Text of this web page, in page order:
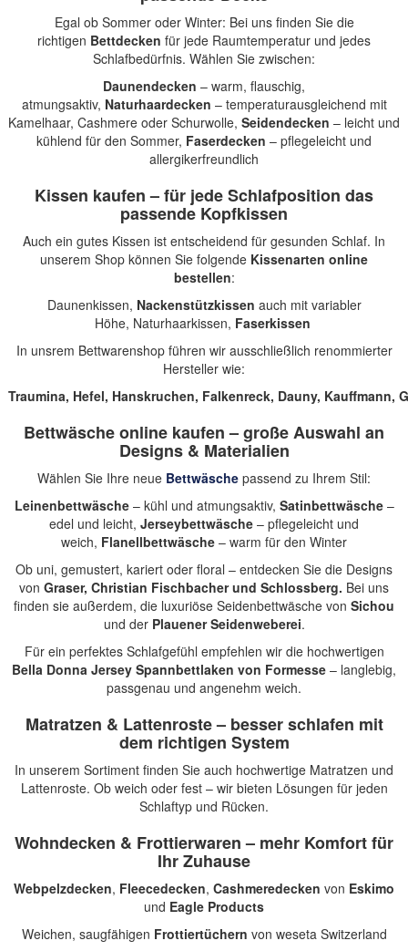
Egal ob Sommer oder Winter: Bei uns finden Sie die
richtigen Bettdecken für jede Raumtemperatur und jedes
Schlafbedürfnis. Wählen Sie zwischen:
Daunendecken – warm, flauschig,
atmungsaktiv, Naturhaardecken – temperaturausgleichend mit
Kamelhaar, Cashmere oder Schurwolle, Seidendecken – leicht und
kühlend für den Sommer, Faserdecken – pflegeleicht und
allergikerfreundlich
Kissen kaufen – für jede Schlafposition das
passende Kopfkissen
Auch ein gutes Kissen ist entscheidend für gesunden Schlaf. In
unserem Shop können Sie folgende Kissenarten online
bestellen:
Daunenkissen, Nackenstützkissen auch mit variabler
Höhe, Naturhaarkissen, Faserkissen
In unsrem Bettwarenshop führen wir ausschließlich renommierter
Hersteller wie:
Traumina, Hefel, Hanskruchen, Falkenreck, Dauny, Kauffmann,
Bettwäsche online kaufen – große Auswahl an
Designs & Materialien
Wählen Sie Ihre neue Bettwäsche passend zu Ihrem Stil:
Leinenbettwäsche– kühl und atmungsaktiv, Satinbettwäsche–
edel und leicht, Jerseybettwäsche – pflegeleicht und
weich, Flanellbettwäsche – warm für den Winter
Ob uni, gemustert, kariert oder floral – entdecken Sie die Designs
von Graser, Christian Fischbacher und Schlossberg. Bei uns
finden sie außerdem, die luxuriöse Seidenbettwäsche von Sichou
und der Plauener Seidenweberei.
Für ein perfektes Schlafgefühl empfehlen wir die hochwertigen
Bella Donna Jersey Spannbettlaken von Formesse – langlebig,
passgenau und angenehm weich.
Matratzen & Lattenroste – besser schlafen mit
dem richtigen System
In unserem Sortiment finden Sie auch hochwertige Matratzen und
Lattenroste. Ob weich oder fest – wir bieten Lösungen für jeden
Schlaftyp und Rücken.
Wohndecken & Frottierwaren– mehr Komfort für
Ihr Zuhause
Webpelzdecken, Fleecedecken, Cashmeredecken von Eskimo
und Eagle Products
Weichen, saugfähigen Frottiertüchern von weseta Switzerland